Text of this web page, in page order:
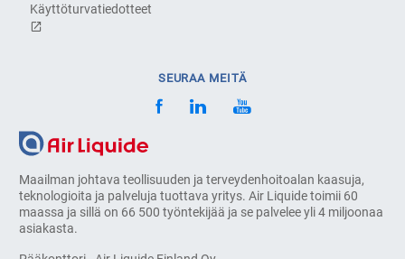
Maailman johtava teollisuuden ja terveydenhoitoalan kaasuja,
teknologioita ja palveluja tuottava yritys. Air Liquide toimii 60
maassa ja sillä on 66 500 työntekijää ja se palvelee yli 4 miljoonaa
asiakasta.
Käyttöturvatiedotteet
SEURAA MEITÄ